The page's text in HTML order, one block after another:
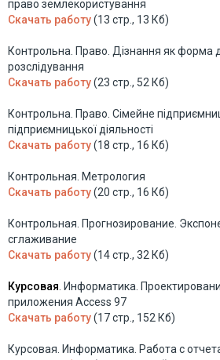
право землекористування
Скачать работу(13 стр., 13 Кб)
Контрольна. Право. Дізнання як форма
розслідування
Скачать работу(23 стр., 52 Кб)
Контрольна. Право. Сімейне
підприємницької діяльності
Скачать работу(18 стр., 16 Кб)
Контрольная. Метрология
Скачать работу(20 стр., 16 Кб)
Контрольная. Прогнозирование.
сглаживание
Скачать работу(14 стр., 32 Кб)
Курсовая . Информатика.
приложения Access 97
Скачать работу(17 стр., 152 Кб)
Курсовая. Информатика. Работа с